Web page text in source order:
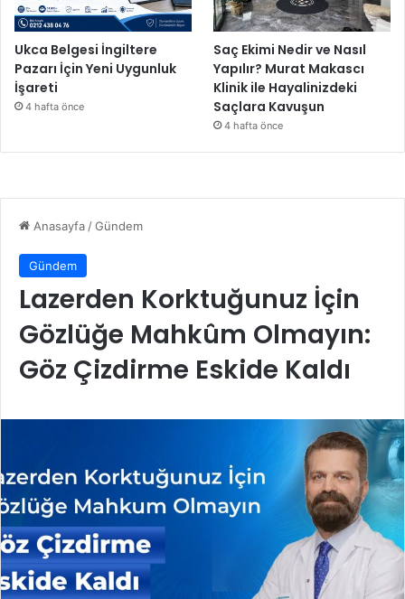
Ukca Belgesi İngiltere
Pazarı İçin Yeni Uygunluk
İşareti
4 hafta önce
Saç Ekimi Nedir ve Nasıl
Yapılır? Murat Makascı
Klinik ile Hayalinizdeki
Saçlara Kavuşun
4 hafta önce